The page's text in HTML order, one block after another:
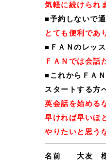
気軽に続けられ
■予約しないで
とても便利であ
■ＦＡＮのレッ
ＦＡＮでは会話
■これからＦＡ
スタートする方
英会話を始める
早ければ早いほ
やりたいと思う
名前 大友 様